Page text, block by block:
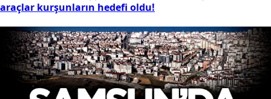
araçlar kurşunların hedefi oldu!